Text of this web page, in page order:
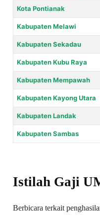
Kota Pontianak
Kabupaten Melawi
Kabupaten Sekadau
Kabupaten Kubu Raya
Kabupaten Mempawah
Kabupaten Kayong Utara
Kabupaten Landak
Kabupaten Sambas
Istilah Gaji
Berbicara terkait